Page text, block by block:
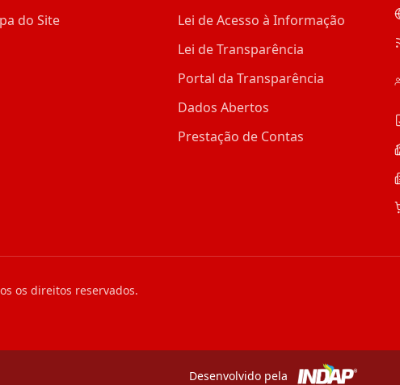
do Site
Lei de Acesso à Informação
Lei de Transparência
Portal da Transparência
Dados Abertos
Prestação de Contas
os direitos reservados.
Desenvolvido pela